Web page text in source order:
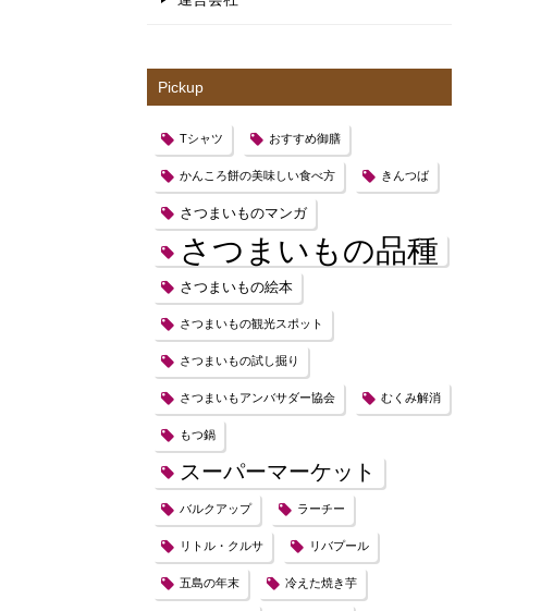
Pickup
Tシャツ おすすめ御膳
かんころ餅の美味しい食べ方 きんつば
さつまいものマンガ
さつまいもの品種
さつまいもの絵本
さつまいもの観光スポット
さつまいもの試し掘り
さつまいもアンバサダー協会 むくみ解消
もつ鍋
スーパーマーケット
バルクアップ ラーチー
リトル・クルサ リバプール
五島の年末 冷えた焼き芋